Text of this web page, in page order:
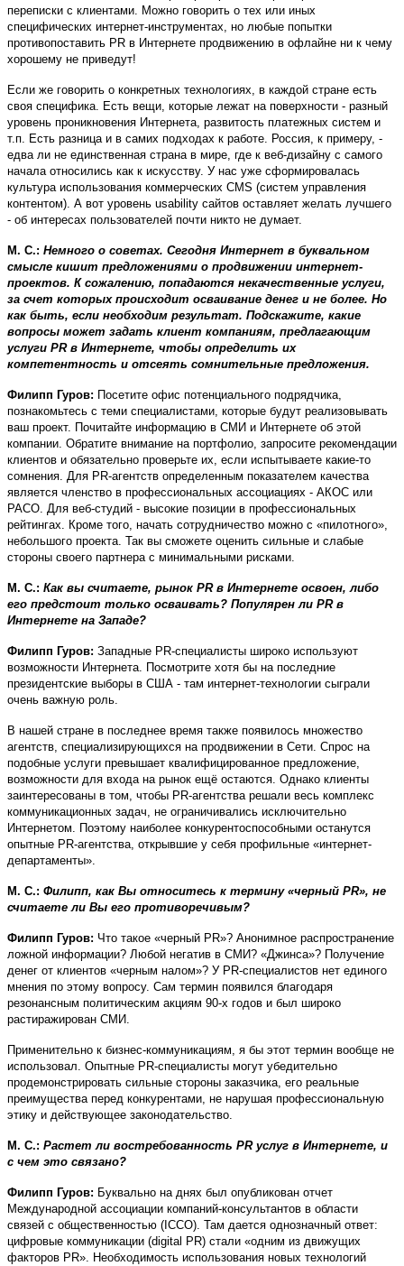
переписки с клиентами. Можно говорить о тех или иных
специфических интернет-инструментах, но любые попытки
противопоставить PR в Интернете продвижению в офлайне ни к чему
хорошему не приведут!
Если же говорить о конкретных технологиях, в каждой стране есть
своя специфика. Есть вещи, которые лежат на поверхности - разный
уровень проникновения Интернета, развитость платежных систем и
т.п. Есть разница и в самих подходах к работе. Россия, к примеру, -
едва ли не единственная страна в мире, где к веб-дизайну с самого
начала относились как к искусству. У нас уже сформировалась
культура использования коммерческих CMS (систем управления
контентом). А вот уровень usability сайтов оставляет желать лучшего
- об интересах пользователей почти никто не думает.
М. С.: Немного о советах. Сегодня Интернет в буквальном
смысле кишит предложениями о продвижении интернет-
проектов. К сожалению, попадаются некачественные услуги,
за счет которых происходит осваивание денег и не более. Но
как быть, если необходим результат. Подскажите, какие
вопросы может задать клиент компаниям, предлагающим
услуги PR в Интернете, чтобы определить их
компетентность и отсеять сомнительные предложения.
Филипп Гуров: Посетите офис потенциального подрядчика,
познакомьтесь с теми специалистами, которые будут реализовывать
ваш проект. Почитайте информацию в СМИ и Интернете об этой
компании. Обратите внимание на портфолио, запросите рекомендации
клиентов и обязательно проверьте их, если испытываете какие-то
сомнения. Для PR-агентств определенным показателем качества
является членство в профессиональных ассоциациях - АКОС или
РАСО. Для веб-студий - высокие позиции в профессиональных
рейтингах. Кроме того, начать сотрудничество можно с «пилотного»,
небольшого проекта. Так вы сможете оценить сильные и слабые
стороны своего партнера с минимальными рисками.
М. С.: Как вы считаете, рынок PR в Интернете освоен, либо
его предстоит только осваивать? Популярен ли PR в
Интернете на Западе?
Филипп Гуров: Западные PR-специалисты широко используют
возможности Интернета. Посмотрите хотя бы на последние
президентские выборы в США - там интернет-технологии сыграли
очень важную роль.
В нашей стране в последнее время также появилось множество
агентств, специализирующихся на продвижении в Сети. Спрос на
подобные услуги превышает квалифицированное предложение,
возможности для входа на рынок ещё остаются. Однако клиенты
заинтересованы в том, чтобы PR-агентства решали весь комплекс
коммуникационных задач, не ограничивались исключительно
Интернетом. Поэтому наиболее конкурентоспособными останутся
опытные PR-агентства, открывшие у себя профильные «интернет-
департаменты».
М. С.: Филипп, как Вы относитесь к термину «черный PR», не
считаете ли Вы его противоречивым?
Филипп Гуров: Что такое «черный PR»? Анонимное распространение
ложной информации? Любой негатив в СМИ? «Джинса»? Получение
денег от клиентов «черным налом»? У PR-специалистов нет единого
мнения по этому вопросу. Сам термин появился благодаря
резонансным политическим акциям 90-х годов и был широко
растиражирован СМИ.
Применительно к бизнес-коммуникациям, я бы этот термин вообще не
использовал. Опытные PR-специалисты могут убедительно
продемонстрировать сильные стороны заказчика, его реальные
преимущества перед конкурентами, не нарушая профессиональную
этику и действующее законодательство.
М. С.: Растет ли востребованность PR услуг в Интернете, и
с чем это связано?
Филипп Гуров: Буквально на днях был опубликован отчет
Международной ассоциации компаний-консультантов в области
связей с общественностью (ICCO). Там дается однозначный ответ:
цифровые коммуникации (digital PR) стали «одним из движущих
факторов PR». Необходимость использования новых технологий